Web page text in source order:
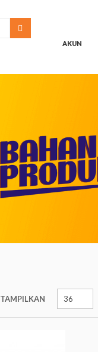
AKUN
TAMPILKAN